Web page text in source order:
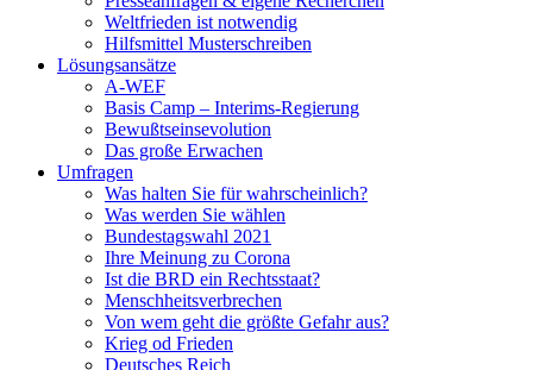
Weltfrieden ist notwendig
Hilfsmittel Musterschreiben
Lösungsansätze
A-WEF
Basis Camp – Interims-Regierung
Bewußtseinsevolution
Das große Erwachen
Umfragen
Was halten Sie für wahrscheinlich?
Was werden Sie wählen
Bundestagswahl 2021
Ihre Meinung zu Corona
Ist die BRD ein Rechtsstaat?
Menschheitsverbrechen
Von wem geht die größte Gefahr aus?
Krieg od Frieden
Deutsches Reich